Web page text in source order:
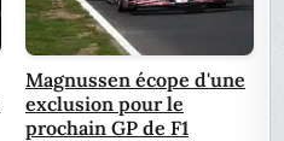
Magnussen écope d'une
exclusion pour le
prochain GP de F1